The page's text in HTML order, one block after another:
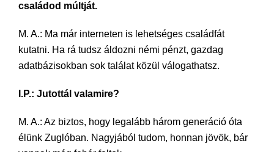
családod múltját.
M. A.: Ma már interneten is lehetséges családfát
kutatni. Ha rá tudsz áldozni némi pénzt, gazdag
adatbázisokban sok találat közül válogathatsz.
I.P.: Jutottál valamire?
M. A.: Az biztos, hogy legalább három generáció óta
élünk Zuglóban. Nagyjából tudom, honnan jövök, bár